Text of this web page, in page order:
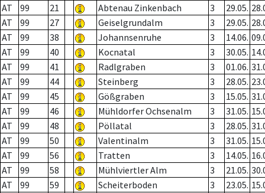
AT
99 21 Abtenau Zinkenbach 3 29.05.
AT
99 27 Geiselgrundalm 3 29.05.
AT
99 38 Johannsenruhe 3 14.06.
AT
99 40 Kocnatal 3 30.05.
AT
99 41 Radlgraben 3 01.06.
AT
99 44 Steinberg 3 28.05.
AT
99 45 Gößgraben 3 15.05.
AT
99 46 Mühldorfer Ochsenalm 3 31.05.
AT
99 48 Pöllatal 3 28.05.
AT
99 50 Valentinalm 3 31.05.
AT
99 56 Tratten 3 14.05.
AT
99 58 Mühlviertler Alm 3 21.05.
AT
99 59 Scheiterboden 3 23.05.